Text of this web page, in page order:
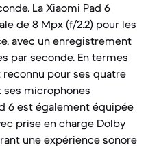
La Xiaomi Pad 6
de 8 Mpx (f/2.2) pour les
avec un enregistrement
par seconde. En termes
reconnu pour ses quatre
microphones
6 est également équipée
prise en charge Dolby
une expérience sonore